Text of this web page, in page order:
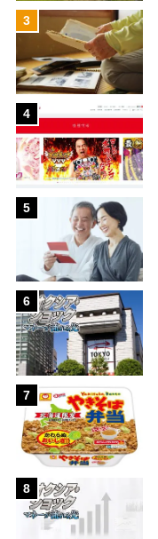
3
4
5
6
7
8